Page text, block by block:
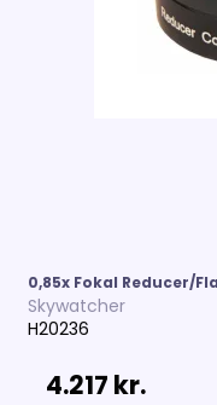
0,85x Fokal Reducer/
Skywatcher
H20236
4.217 kr.